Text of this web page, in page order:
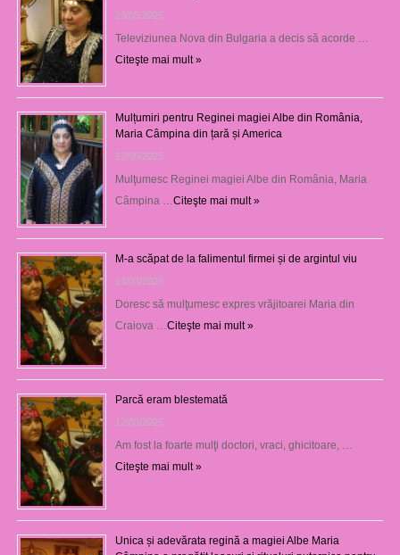
23/05/2025
Televiziunea Nova din Bulgaria a decis să acorde …
Citeşte mai mult »
Mulțumiri pentru Reginei magiei Albe din România,
Maria Câmpina din țară și America
22/05/2025
Mulţumesc Reginei magiei Albe din România, Maria
Câmpina … Citeşte mai mult »
M-a scăpat de la falimentul firmei și de argintul viu
13/03/2025
Doresc să mulţumesc expres vrăjitoarei Maria din
Craiova … Citeşte mai mult »
Parcă eram blestemată
12/03/2025
Am fost la foarte mulţi doctori, vraci, ghicitoare, …
Citeşte mai mult »
Unica și adevărata regină a magiei Albe Maria